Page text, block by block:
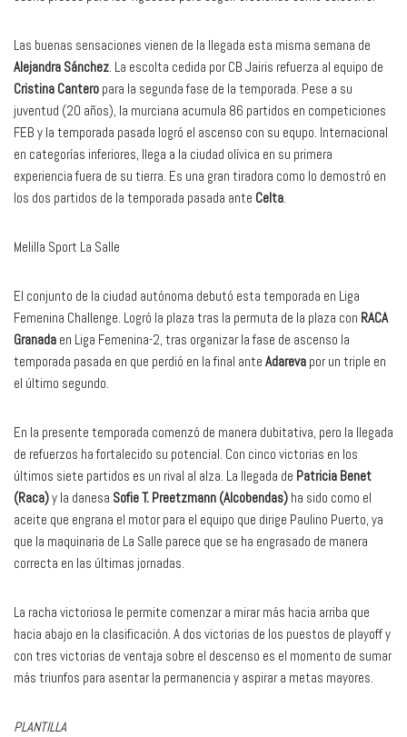
Las buenas sensaciones vienen de la llegada esta misma semana de
Alejandra Sánchez. La escolta cedida por CB Jairis refuerza al equipo de
Cristina Cantero para la segunda fase de la temporada. Pese a su
juventud (20 años), la murciana acumula 86 partidos en competiciones
FEB y la temporada pasada logró el ascenso con su equpo. Internacional
en categorías inferiores, llega a la ciudad olívica en su primera
experiencia fuera de su tierra. Es una gran tiradora como lo demostró en
los dos partidos de la temporada pasada ante Celta.
Melilla Sport La Salle
El conjunto de la ciudad autónoma debutó esta temporada en Liga
Femenina Challenge. Logró la plaza tras la permuta de la plaza con RACA
Granada en Liga Femenina-2, tras organizar la fase de ascenso la
temporada pasada en que perdió en la final ante Adareva por un triple en
el último segundo.
En la presente temporada comenzó de manera dubitativa, pero la llegada
de refuerzos ha fortalecido su potencial. Con cinco victorias en los
últimos siete partidos es un rival al alza. La llegada de Patricia Benet
(Raca)y la danesa Sofie T. Preetzmann (Alcobendas) ha sido como el
aceite que engrana el motor para el equipo que dirige Paulino Puerto, ya
que la maquinaria de La Salle parece que se ha engrasado de manera
correcta en las últimas jornadas.
La racha victoriosa le permite comenzar a mirar más hacia arriba que
hacia abajo en la clasificación. A dos victorias de los puestos de playoff y
con tres victorias de ventaja sobre el descenso es el momento de sumar
más triunfos para asentar la permanencia y aspirar a metas mayores.
PLANTILLA